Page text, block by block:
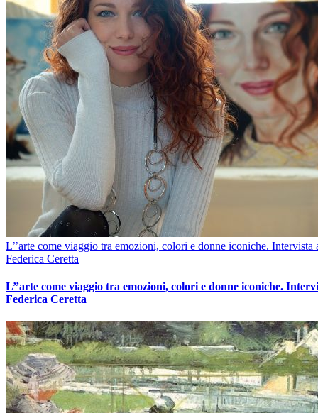
L’’arte come viaggio tra emozioni, colori e donne iconiche. Intervista
Federica Ceretta
L’’arte come viaggio tra emozioni, colori e donne iconiche.
Federica Ceretta